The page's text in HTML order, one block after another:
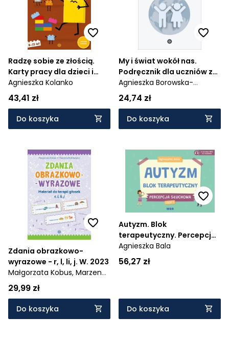
Radzę sobie ze złością.
Karty pracy dla dzieci i
młodzieży z problemami
emocjonalnymi oraz ze
spektrum autyzmu
Agnieszka Kolanko
43,41 zł
Do koszyka
My i świat wokół nas.
Podręcznik dla uczniów z
niepełnosprawnością
intelektualną
Agnieszka Borowska-
Kociemba,
Krukowska
24,74 zł
Do koszyka
Zdania obrazkowo-
wyrazowe - r, l, li, j. W. 2023
Małgorzata Kobus, Marzena
Polinkiewicz
29,99 zł
Do koszyka
Autyzm. Blok
terapeutyczny. Percepcja
słuchowa cz.1
Agnieszka Bala
56,27 zł
Do koszyka